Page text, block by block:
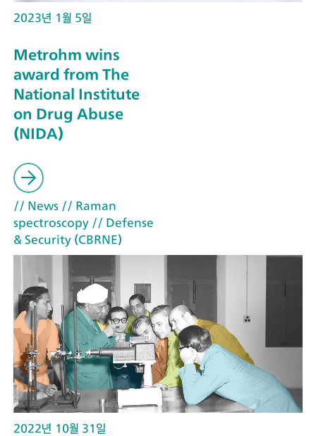
2023년 1월 5일
Metrohm wins
award from The
National Institute
on Drug Abuse
(NIDA)
// News // Raman
spectroscopy // Defense
& Security (CBRNE)
2022년 10월 31일